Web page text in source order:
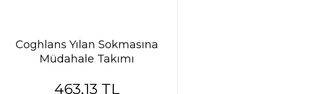
Coghlans Yılan Sokmasına
Müdahale Takımı
463,13 TL